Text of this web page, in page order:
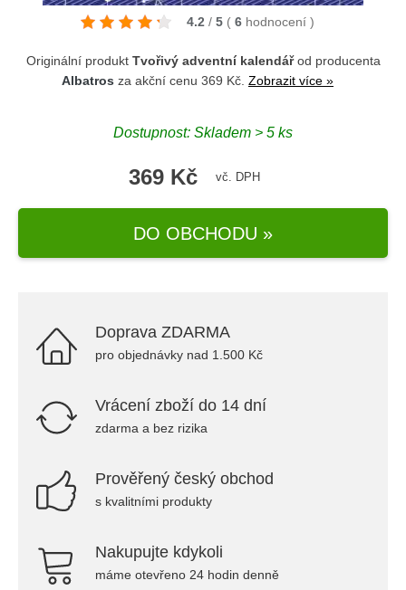
4.2 / 5 ( 6 hodnocení )
Originální produkt Tvořivý adventní kalendářod producenta
Albatros za akční cenu 369 Kč. Zobrazit více »
Dostupnost: Skladem > 5 ks
369 Kč vč. DPH
DO OBCHODU »
Doprava ZDARMA
pro objednávky nad 1.500 Kč
Vrácení zboží do 14 dní
zdarma a bez rizika
Prověřený český obchod
s kvalitními produkty
Nakupujte kdykoli
máme otevřeno 24 hodin denně